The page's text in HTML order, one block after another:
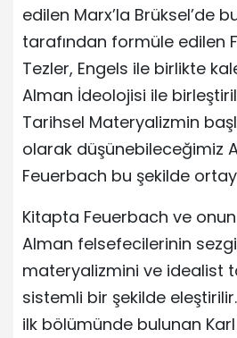
edilen Marx’la Brüksel’de
tarafından formüle edilen
Tezler, Engels ile birlikte
Alman İdeolojisi ile
Tarihsel Materyalizmin
olarak düşünebileceğimiz
Feuerbach bu şekilde
Kitapta Feuerbach ve
Alman felsefecilerinin
materyalizmini ve idealist
sistemli bir şekilde
ilk bölümünde bulunan